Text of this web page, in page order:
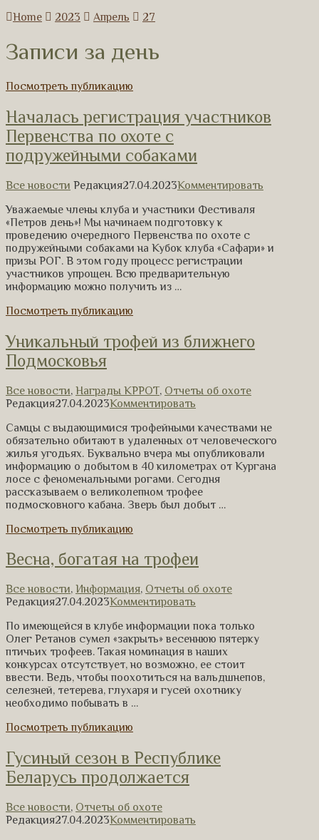
Home
2023 Апрель 27
Записи за день
Посмотреть публикацию
Началась регистрация участников
Первенства по охоте с
подружейными собаками
Все новости Редакция27.04.2023Комментировать
Уважаемые члены клуба и участники Фестиваля
«Петров день»! Мы начинаем подготовку к
проведению очередного Первенства по охоте с
подружейными собаками на Кубок клуба «Сафари» и
призы РОГ. В этом году процесс регистрации
участников упрощен. Всю предварительную
информацию можно получить из …
Посмотреть публикацию
Уникальный трофей из ближнего
Подмосковья
Все новости, Награды КРРОТ, Отчеты об охоте
Редакция27.04.2023Комментировать
Самцы с выдающимися трофейными качествами не
обязательно обитают в удаленных от человеческого
жилья угодьях. Буквально вчера мы опубликовали
информацию о добытом в 40 километрах от Кургана
лосе с феноменальными рогами. Сегодня
рассказываем о великолепном трофее
подмосковного кабана. Зверь был добыт …
Посмотреть публикацию
Весна, богатая на трофеи
Все новости, Информация, Отчеты об охоте
Редакция27.04.2023Комментировать
По имеющейся в клубе информации пока только
Олег Ретанов сумел «закрыть» весеннюю пятерку
птичьих трофеев. Такая номинация в наших
конкурсах отсутствует, но возможно, ее стоит
ввести. Ведь, чтобы поохотиться на вальдшнепов,
селезней, тетерева, глухаря и гусей охотнику
необходимо побывать в …
Посмотреть публикацию
Гусиный сезон в Республике
Беларусь продолжается
Все новости, Отчеты об охоте
Редакция27.04.2023Комментировать